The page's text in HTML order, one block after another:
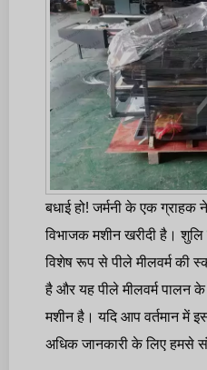
बधाई हो! जर्मनी के एक ग्राहक
विभाजक मशीन खरीदी है। शुलि
विशेष रूप से पीले मीलवर्म की
है और यह पीले मीलवर्म पालन के
मशीन है। यदि आप वर्तमान में
अधिक जानकारी के लिए हमसे